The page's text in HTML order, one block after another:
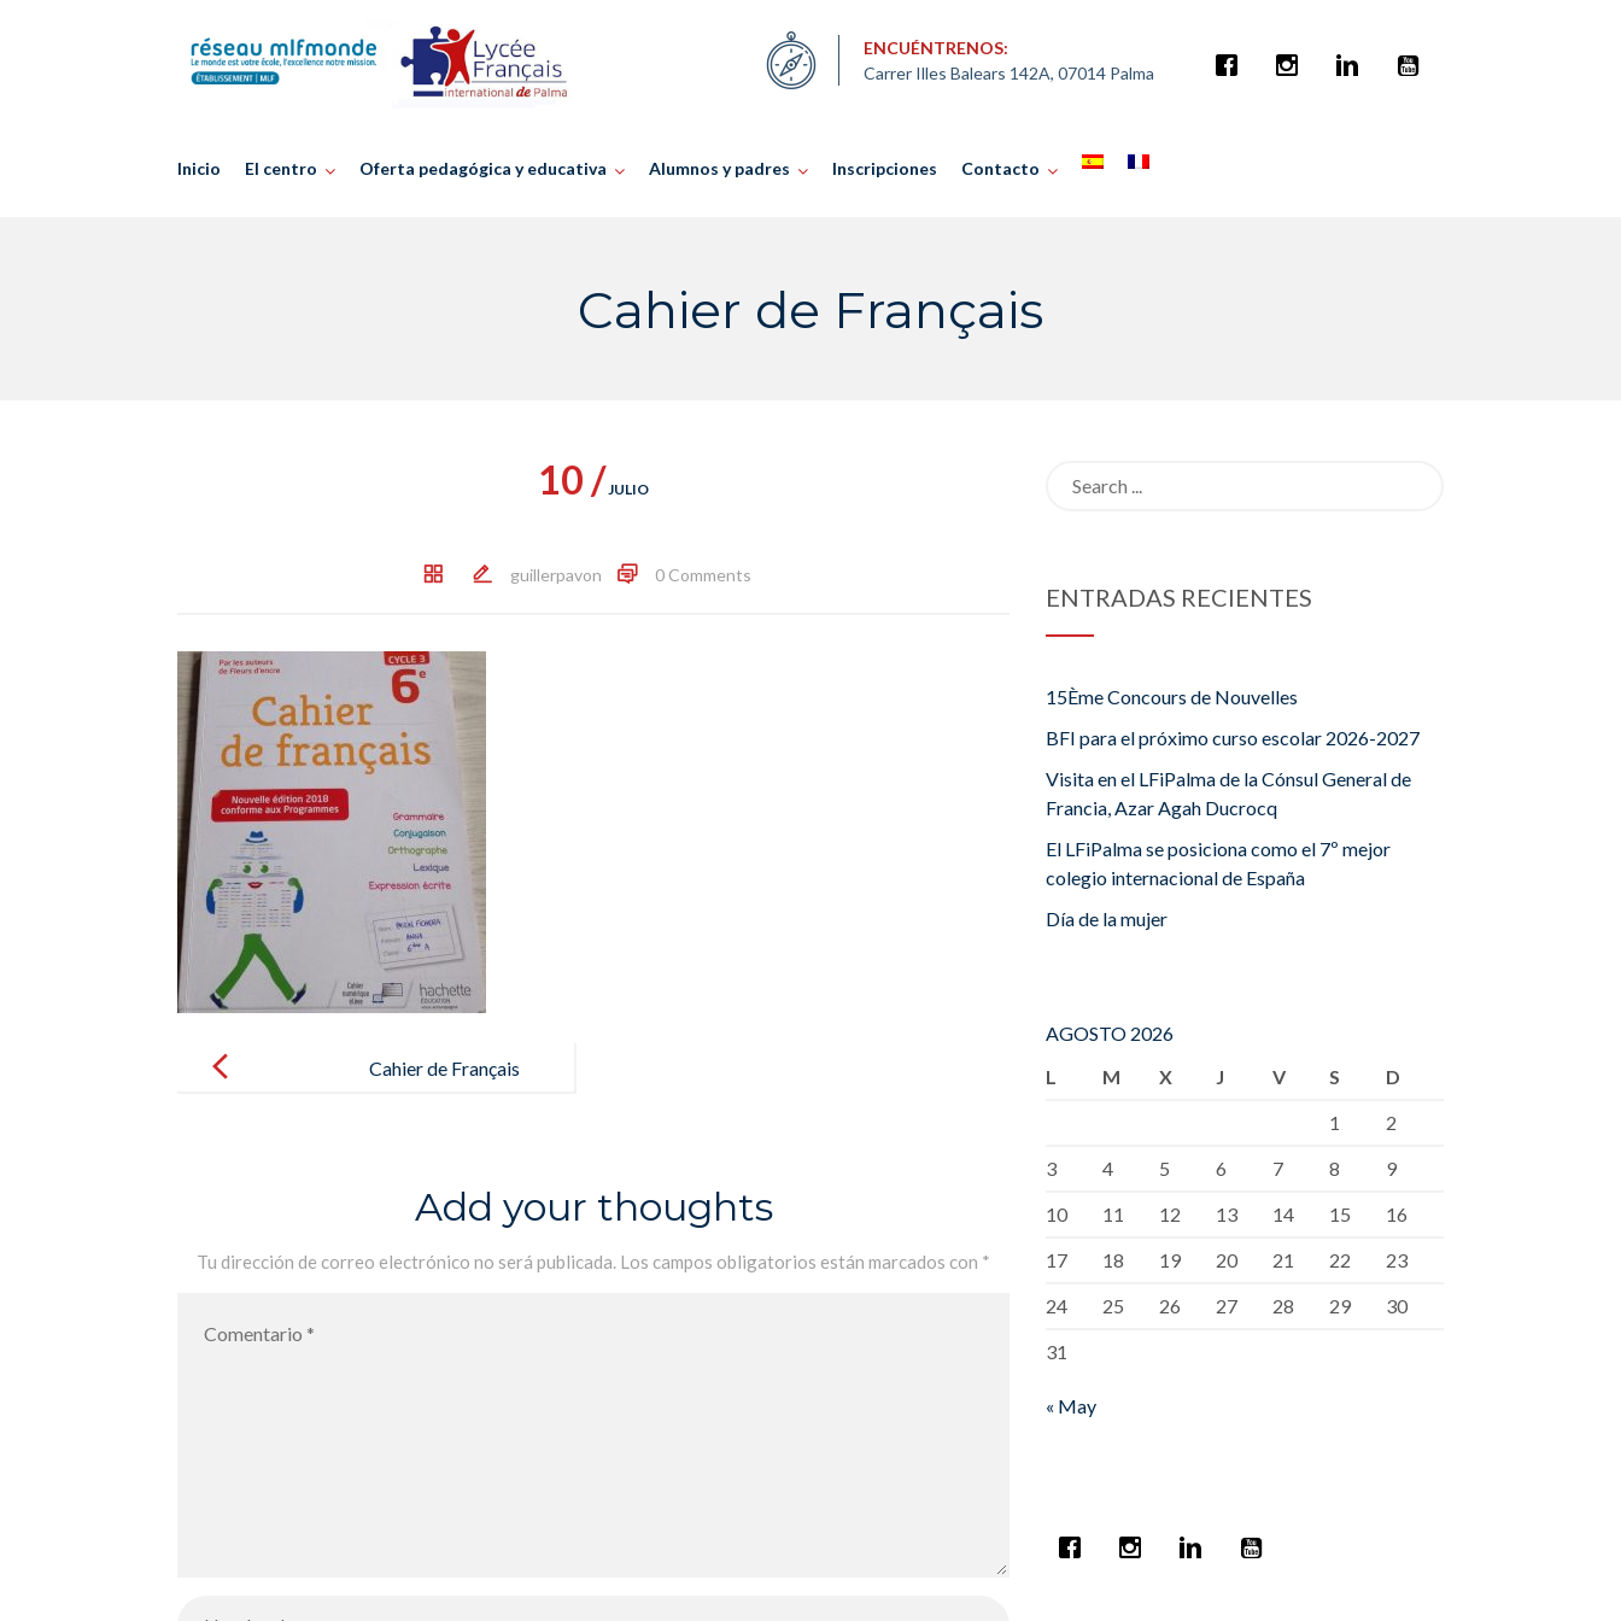
ENCUÉNTRENOS:
Carrer Illes Balears 142A, 07014 Palma
Inicio El centro Oferta pedagógica y educativa Alumnos y padres Inscripciones Contacto
Cahier de Français
10 /JULIO
guillerpavon 0 Comments
navigation
Cahier de Français
Add your thoughts
Tu dirección de correo electrónico no será publicada. Los campos obligatorios están marcados con *
ENTRADAS RECIENTES
15Ème Concours de Nouvelles
BFI para el próximo curso escolar 2026-2027
Visita en el LFiPalma de la Cónsul General de
Francia, Azar Agah Ducrocq
El LFiPalma se posiciona como el 7º mejor
colegio internacional de España
Día de la mujer
AGOSTO 2026
L
M X J V S
D
1
2
3
4 5 6 7 8
9
10
11 12 13 14 15
16
17
18 19 20 21 22
23
24
25 26 27 28 29
30
31
« May